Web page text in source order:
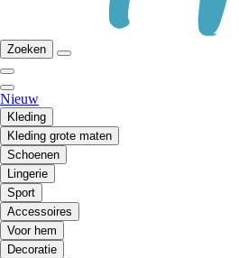
Zoeken
Nieuw
Kleding
Kleding grote maten
Schoenen
Lingerie
Sport
Accessoires
Voor hem
Decoratie